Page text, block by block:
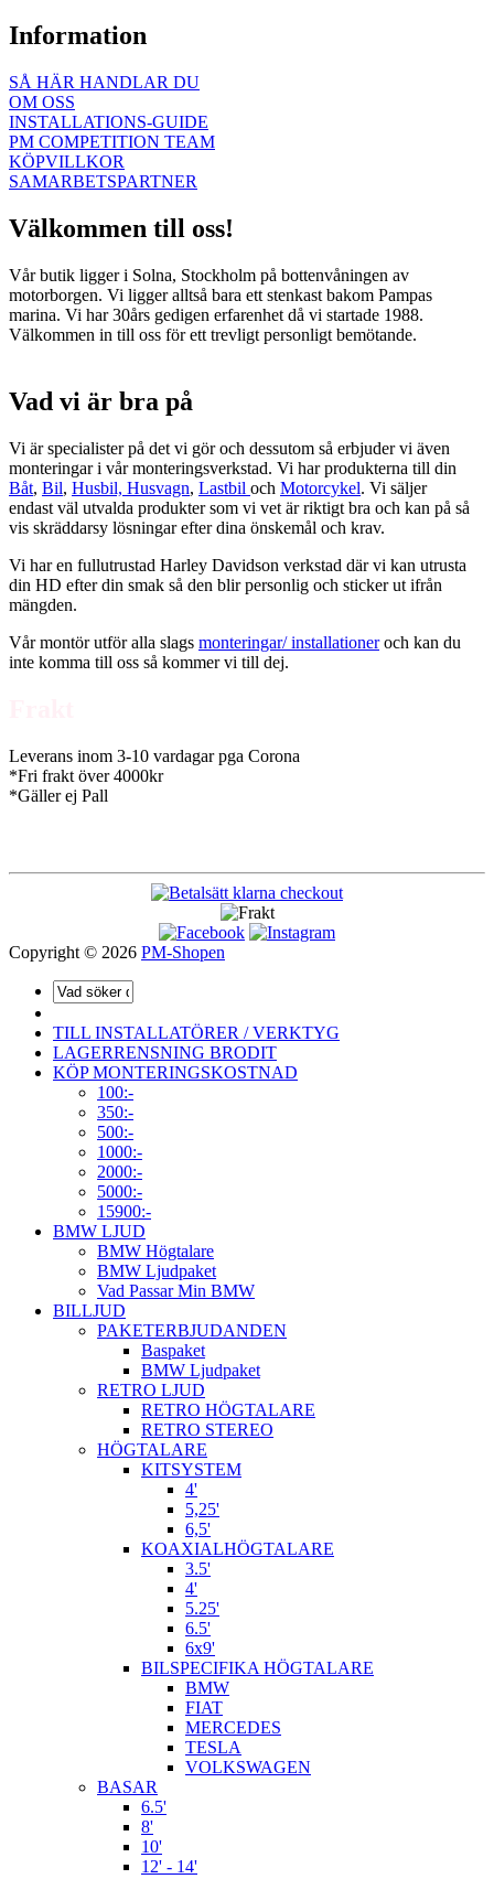
Information
SÅ HÄR HANDLAR DU
OM OSS
INSTALLATIONS-GUIDE
PM COMPETITION TEAM
KÖPVILLKOR
SAMARBETSPARTNER
Välkommen till oss!
Vår butik ligger i Solna, Stockholm på bottenvåningen av
motorborgen. Vi ligger alltså bara ett stenkast bakom Pampas
marina. Vi har 30års gedigen erfarenhet då vi startade 1988.
Välkommen in till oss för ett trevligt personligt bemötande.
Vad vi är bra på
Vi är specialister på det vi gör och dessutom så erbjuder vi även
monteringar i vår monteringsverkstad. Vi har produkterna till din
Båt, Bil, Husbil, Husvagn, Lastbil och Motorcykel. Vi säljer
endast väl utvalda produkter som vi vet är riktigt bra och kan på så
vis skräddarsy lösningar efter dina önskemål och krav.
Vi har en fullutrustad Harley Davidson verkstad där vi kan utrusta
din HD efter din smak så den blir personlig och sticker ut ifrån
mängden.
Vår montör utför alla slags monteringar/ installationeroch kan du
inte komma till oss så kommer vi till dej.
Leverans inom 3-10 vardagar pga Corona
*Fri frakt över 4000kr
*Gäller ej Pall
Copyright © 2026 PM-Shopen
TILL INSTALLATÖRER / VERKTYG
LAGERRENSNING BRODIT
KÖP MONTERINGSKOSTNAD
100:-
350:-
500:-
1000:-
2000:-
5000:-
15900:-
BMW LJUD
BMW Högtalare
BMW Ljudpaket
Vad Passar Min BMW
BILLJUD
PAKETERBJUDANDEN
Baspaket
BMW Ljudpaket
RETRO LJUD
RETRO HÖGTALARE
RETRO STEREO
HÖGTALARE
KITSYSTEM
4'
5,25'
6,5'
KOAXIALHÖGTALARE
3.5'
4'
5.25'
6.5'
6x9'
BILSPECIFIKA HÖGTALARE
BMW
FIAT
MERCEDES
TESLA
VOLKSWAGEN
BASAR
6.5'
8'
10'
12' - 14'